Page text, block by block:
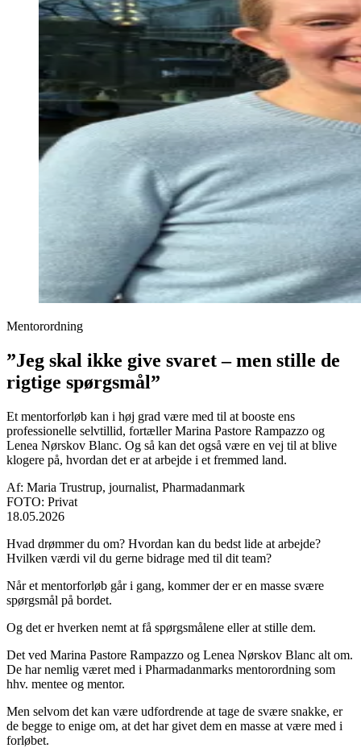
Mentorordning
”Jeg skal ikke give svaret – men stille de
rigtige spørgsmål”
Et mentorforløb kan i høj grad være med til at booste ens
professionelle selvtillid, fortæller Marina Pastore Rampazzo og
Lenea Nørskov Blanc. Og så kan det også være en vej til at blive
klogere på, hvordan det er at arbejde i et fremmed land.
Af: Maria Trustrup, journalist, Pharmadanmark
FOTO: Privat
18.05.2026
Hvad drømmer du om? Hvordan kan du bedst lide at arbejde?
Hvilken værdi vil du gerne bidrage med til dit team?
Når et mentorforløb går i gang, kommer der er en masse svære
spørgsmål på bordet.
Og det er hverken nemt at få spørgsmålene eller at stille dem.
Det ved Marina Pastore Rampazzo og Lenea Nørskov Blanc alt om.
De har nemlig været med i Pharmadanmarks mentorordning som
hhv. mentee og mentor.
Men selvom det kan være udfordrende at tage de svære snakke, er
de begge to enige om, at det har givet dem en masse at være med i
forløbet.